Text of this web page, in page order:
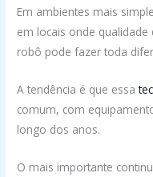
Em ambientes mais
em locais onde
robô pode fazer toda
A tendência é que essa
comum, com
longo dos anos.
O mais importante